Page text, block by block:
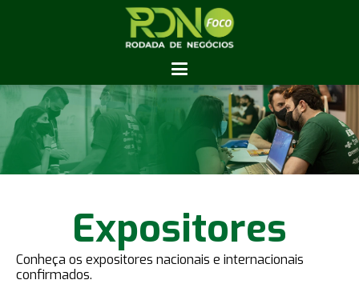
Expositores
Conheça os expositores nacionais e internacionais
confirmados.